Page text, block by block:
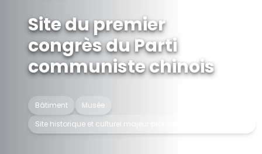
Site du premier
congrès du Parti
communiste chinois
Bâtiment
Musée
Site historique et culturel majeur protégé au niveau national